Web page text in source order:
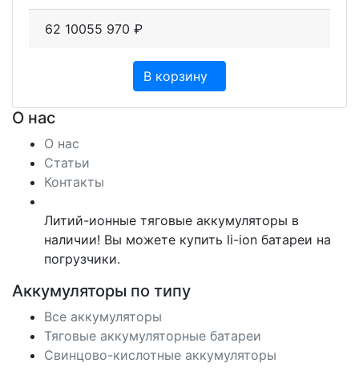
62 10055 970 ₽
В корзину
О нас
О нас
Статьи
Контакты
Литий-ионные тяговые аккумуляторы в
наличии! Вы можете купить li-ion батареи на
погрузчики.
Аккумуляторы по типу
Все аккумуляторы
Тяговые аккумуляторные батареи
Свинцово-кислотные аккумуляторы